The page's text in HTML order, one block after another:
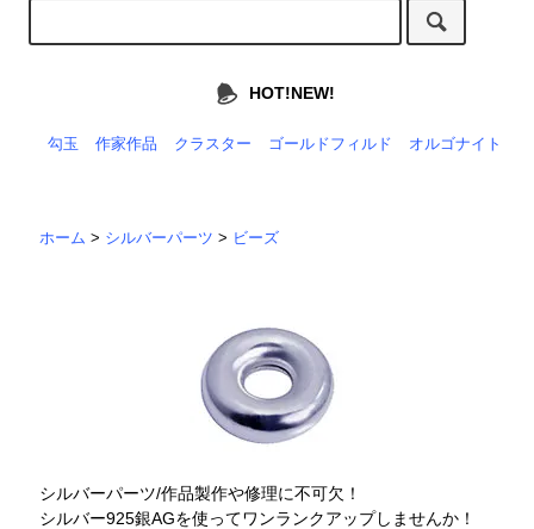
HOT!NEW!
勾玉 作家作品 クラスター ゴールドフィルド オルゴナイト
ホーム > シルバーパーツ > ビーズ
シルバーパーツ/作品製作や修理に不可欠！
シルバー925銀AGを使ってワンランクアップしませんか！